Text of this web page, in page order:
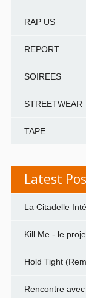
RAP US
REPORT
SOIREES
STREETWEAR
TAPE
Latest
La Citadelle
Kill Me - le
Hold Tight
Rencontre